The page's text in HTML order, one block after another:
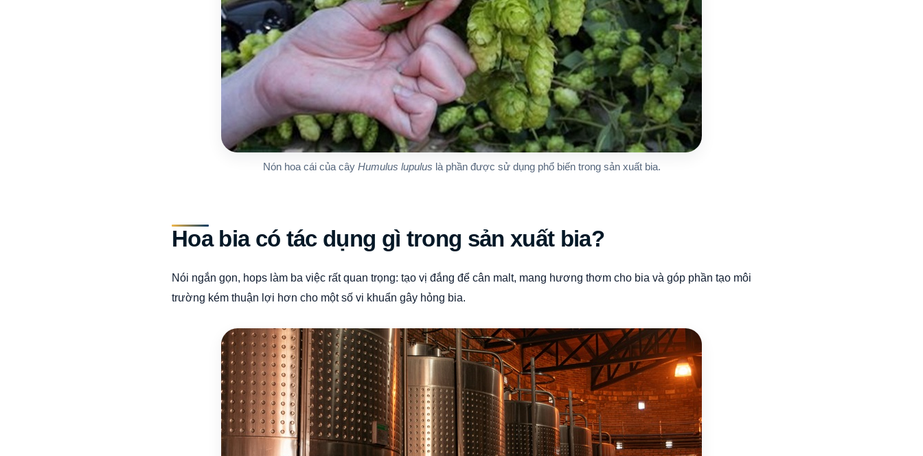
Nón hoa cái của cây Humulus lupulus là phần được sử dụng phổ biến trong sản xuất bia.
Hoa bia có tác dụng gì trong sản xuất bia?
Nói ngắn gọn, hops làm ba việc rất quan trọng: tạo vị đắng để cân malt, mang hương thơm cho bia và góp phần tạo môi
trường kém thuận lợi hơn cho một số vi khuẩn gây hỏng bia.